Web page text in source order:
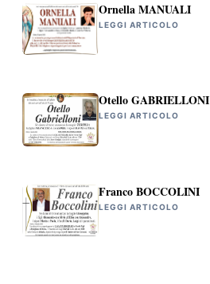
Ornella MANUALI
LEGGI ARTICOLO
Otello GABRIELLONI
LEGGI ARTICOLO
Franco BOCCOLINI
LEGGI ARTICOLO